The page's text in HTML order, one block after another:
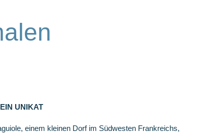
UNIKAT
einem kleinen Dorf im Südwesten Frankreichs,